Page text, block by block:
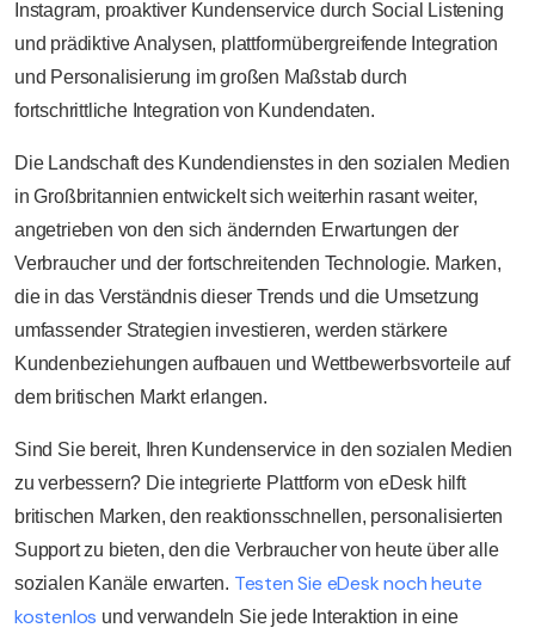
Instagram, proaktiver Kundenservice durch Social Listening
und prädiktive Analysen, plattformübergreifende Integration
und Personalisierung im großen Maßstab durch
fortschrittliche Integration von Kundendaten.
Die Landschaft des Kundendienstes in den sozialen Medien
in Großbritannien entwickelt sich weiterhin rasant weiter,
angetrieben von den sich ändernden Erwartungen der
Verbraucher und der fortschreitenden Technologie. Marken,
die in das Verständnis dieser Trends und die Umsetzung
umfassender Strategien investieren, werden stärkere
Kundenbeziehungen aufbauen und Wettbewerbsvorteile auf
dem britischen Markt erlangen.
Sind Sie bereit, Ihren Kundenservice in den sozialen Medien
zu verbessern? Die integrierte Plattform von eDesk hilft
britischen Marken, den reaktionsschnellen, personalisierten
Support zu bieten, den die Verbraucher von heute über alle
sozialen Kanäle erwarten. Testen Sie eDesk noch heute
kostenlos und verwandeln Sie jede Interaktion in eine